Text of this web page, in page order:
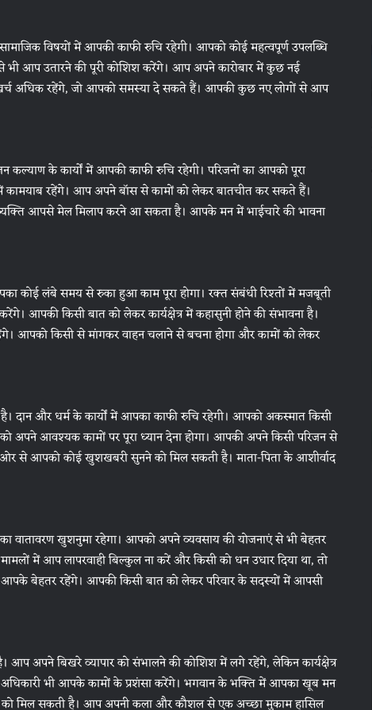
विषयों में आपकी काफी रुचि रहेगी। आपको कोई महत्वपूर्ण उपलब्धि
भी आप उतारने की पूरी कोशिश करेंगे। आप अपने कारोबार में कुछ नई
अधिक रहेंगे, जो आपको समस्या दे सकते हैं। आपकी कुछ नए लोगों से आप
के कार्यों में आपकी काफी रुचि रहेगी। परिजनों का आपको पूरा
कामयाब रहेंगे। आप अपने बॉस से कामों को लेकर बातचीत कर सकते हैं।
आपसे मेल मिलाप करने आ सकता है। आपके मन में भाईचारे की भावना
लंबे समय से रुका हुआ काम पूरा होगा। रक्त संबंधी रिश्तों में मजबूती
आपकी किसी बात को लेकर कार्यक्षेत्र में कहासुनी होने की संभावना है।
आपको किसी से मांगकर वाहन चलाने से बचना होगा और कामों को लेकर
दान और धर्म के कार्यों में आपका काफी रुचि रहेगी। आपको अकस्मात किसी
अपने आवश्यक कामों पर पूरा ध्यान देना होगा। आपकी अपने किसी परिजन से
से आपको कोई खुशखबरी सुनने को मिल सकती है। माता-पिता के आशीर्वाद
खुशनुमा रहेगा। आपको अपने व्यवसाय की योजनाएं से भी बेहतर
में आप लापरवाही बिल्कुल ना करें और किसी को धन उधार दिया था, तो
बेहतर रहेंगे। आपकी किसी बात को लेकर परिवार के सदस्यों में आपसी
अपने बिखरे व्यापार को संभालने की कोशिश में लगे रहेंगे, लेकिन कार्यक्षेत्र
भी आपके कामों के प्रशंसा करेंगे। भगवान के भक्ति में आपका खूब मन
मिल सकती है। आप अपनी कला और कौशल से एक अच्छा मुकाम हासिल